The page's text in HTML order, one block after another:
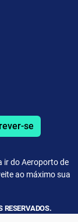
se
ir do Aeroporto de
ao máximo sua
RESERVADOS.